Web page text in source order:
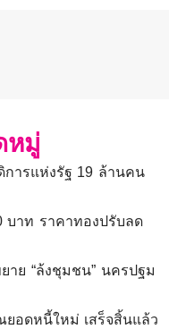
หมู่
การแห่งรัฐ 19 ล้านคน
บาท ราคาทองปรับลด
าย “ล้งชุมชน” นครปฐม
ยอดหนี้ใหม่ เสร็จสิ้นแล้ว